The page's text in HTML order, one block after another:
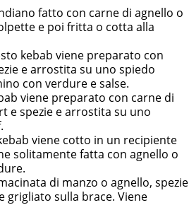
fatto con carne di agnello o
e poi fritta o cotta alla
kebab viene preparato con
e arrostita su uno spiedo
con verdure e salse.
viene preparato con carne di
e spezie e arrostita su uno
viene cotto in un recipiente
solitamente fatta con agnello o
di manzo o agnello, spezie
grigliato sulla brace. Viene